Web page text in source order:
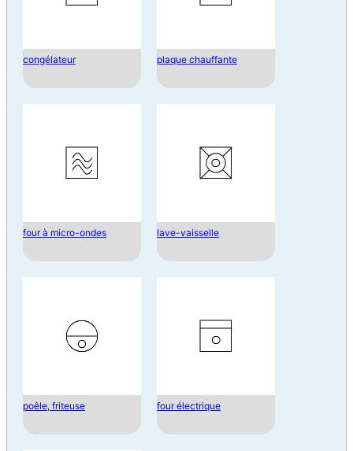
congélateur plaque chauffante
four à micro-ondes lave-vaisselle
poêle, friteuse four électrique